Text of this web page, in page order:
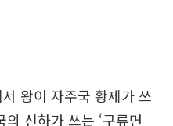
왕이 자주국 황제가 쓰
의 신하가 쓰는 ‘구류면